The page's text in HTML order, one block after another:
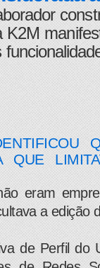
QUE
eram
a edição
de Perfil do